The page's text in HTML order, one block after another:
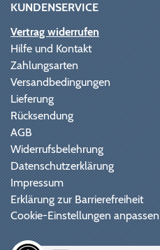
KUNDENSERVICE
Vertrag widerrufen
Hilfe und Kontakt
Zahlungsarten
Versandbedingungen
Lieferung
Rücksendung
AGB
Widerrufsbelehrung
Datenschutzerklärung
Impressum
Erklärung zur Barrierefreiheit
Cookie-Einstellungen anpassen